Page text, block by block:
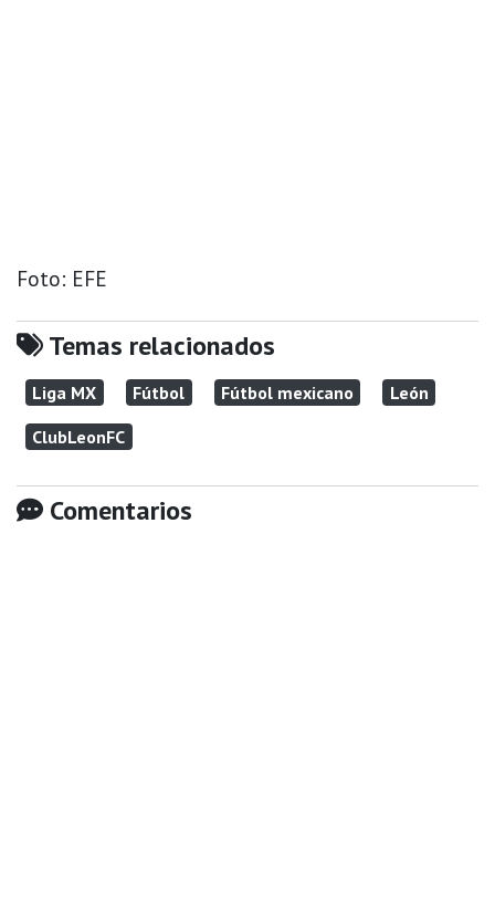
Foto: EFE
Temas relacionados
Liga MX Fútbol Fútbol mexicano
León
ClubLeonFC
Comentarios